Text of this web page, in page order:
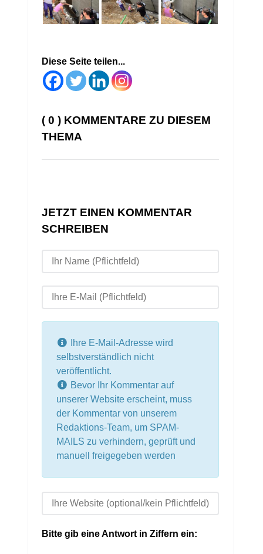
Diese Seite teilen...
( 0 ) KOMMENTARE ZU DIESEM
THEMA
JETZT EINEN KOMMENTAR
SCHREIBEN
Ihre E-Mail-Adresse wird
selbstverständlich nicht
veröffentlicht.
Bevor Ihr Kommentar auf
unserer Website erscheint, muss
der Kommentar von unserem
Redaktions-Team, um SPAM-
MAILS zu verhindern, geprüft und
manuell freigegeben werden
Bitte gib eine Antwort in Ziffern ein: